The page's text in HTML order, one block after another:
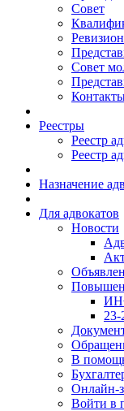
Совет
Совет
Реестры
Реестр
Реестр
Назначение
Для адвокатов
Новости
23-
В
Онлайн-
Войти в